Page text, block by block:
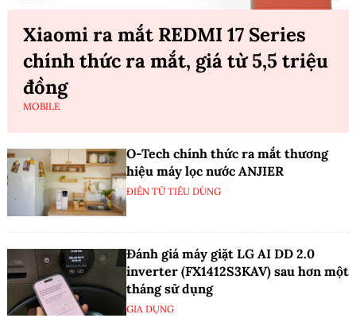
Xiaomi ra mắt REDMI 17 Series
chính thức ra mắt, giá từ 5,5 triệu
đồng
MOBILE
O-Tech chính thức ra mắt thương
hiệu máy lọc nước ANJIER
ĐIỆN TỬ TIÊU DÙNG
Đánh giá máy giặt LG AI DD 2.0
inverter (FX1412S3KAV) sau hơn một
tháng sử dụng
GIA DỤNG